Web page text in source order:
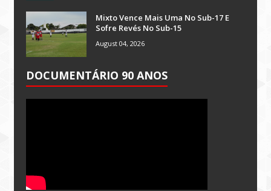
Mixto Vence Mais Uma No Sub-17 E
Sofre Revés No Sub-15
August 04, 2026
DOCUMENTÁRIO 90 ANOS